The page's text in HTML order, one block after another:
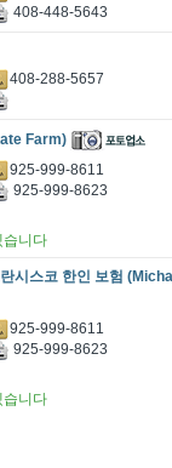
408-448-5643
408-288-5657
Farm)
925-999-8611
925-999-8623
습니다
시스코 한인 보험
925-999-8611
925-999-8623
습니다